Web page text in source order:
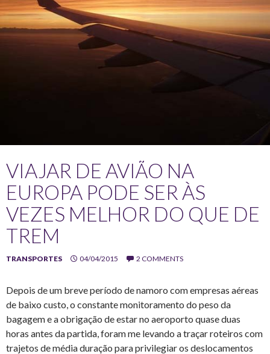
VIAJAR DE AVIÃO NA
EUROPA PODE SER ÀS
VEZES MELHOR DO QUE DE
TREM
TRANSPORTES 04/04/2015 2 COMMENTS
Depois de um breve período de namoro com empresas aéreas
de baixo custo, o constante monitoramento do peso da
bagagem e a obrigação de estar no aeroporto quase duas
horas antes da partida, foram me levando a traçar roteiros com
trajetos de média duração para privilegiar os deslocamentos